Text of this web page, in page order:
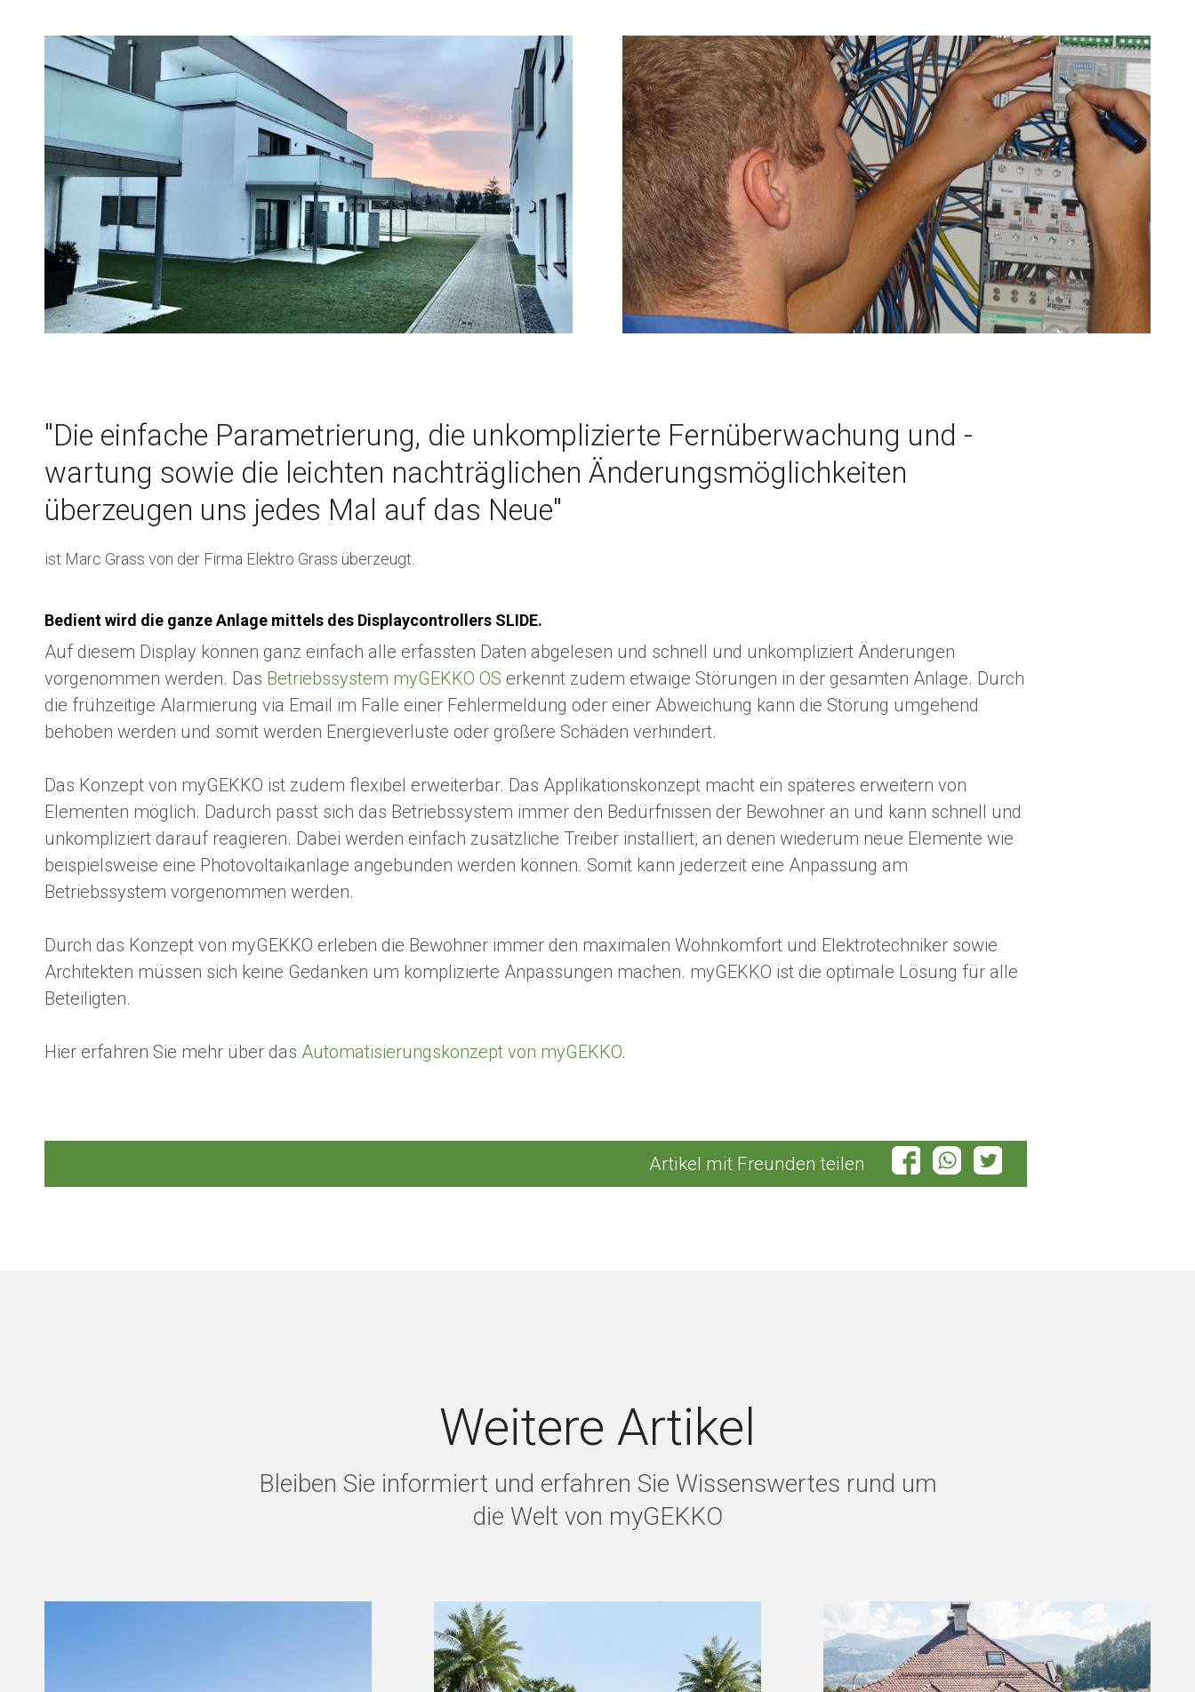
"Die einfache Parametrierung, die unkomplizierte Fernüberwachung und -
wartung sowie die leichten nachträglichen Änderungsmöglichkeiten
überzeugen uns jedes Mal auf das Neue"
ist Marc Grass von der Firma Elektro Grass überzeugt.
Bedient wird die ganze Anlage mittels des Displaycontrollers SLIDE.
Auf diesem Display können ganz einfach alle erfassten Daten abgelesen und schnell und unkompliziert Änderungen
vorgenommen werden. Das Betriebssystem myGEKKO OS erkennt zudem etwaige Störungen in der gesamten Anlage. Durch
die frühzeitige Alarmierung via Email im Falle einer Fehlermeldung oder einer Abweichung kann die Störung umgehend
behoben werden und somit werden Energieverluste oder größere Schäden verhindert.
Das Konzept von myGEKKO ist zudem flexibel erweiterbar. Das Applikationskonzept macht ein späteres erweitern von
Elementen möglich. Dadurch passt sich das Betriebssystem immer den Bedürfnissen der Bewohner an und kann schnell und
unkompliziert darauf reagieren. Dabei werden einfach zusätzliche Treiber installiert, an denen wiederum neue Elemente wie
beispielsweise eine Photovoltaikanlage angebunden werden können. Somit kann jederzeit eine Anpassung am
Betriebssystem vorgenommen werden.
Durch das Konzept von myGEKKO erleben die Bewohner immer den maximalen Wohnkomfort und Elektrotechniker sowie
Architekten müssen sich keine Gedanken um komplizierte Anpassungen machen. myGEKKO ist die optimale Lösung für alle
Beteiligten.
Hier erfahren Sie mehr über das Automatisierungskonzept von myGEKKO.
Artikel mit Freunden teilen
Weitere Artikel
Bleiben Sie informiert und erfahren Sie Wissenswertes rund um
die Welt von myGEKKO